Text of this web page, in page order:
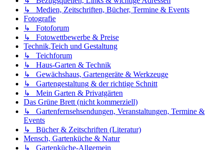
↳ Medien, Zeitschriften, Bücher, Termine & Events
Fotografie
↳ Fotoforum
↳ Fotowettbewerbe & Preise
Technik,Teich und Gestaltung
↳ Teichforum
↳ Haus-Garten & Technik
↳ Gewächshaus, Gartengeräte & Werkzeuge
↳ Gartengestaltung & der richtige Schnitt
↳ Mein Garten & Privatgärten
Das Grüne Brett (nicht kommerziell)
↳ Gartenfernsehsendungen, Veranstaltungen, Termine &
Events
↳ Bücher & Zeitschriften (Literatur)
Mensch, Gartenküche & Natur
↳ Gartenküche-Allgemein